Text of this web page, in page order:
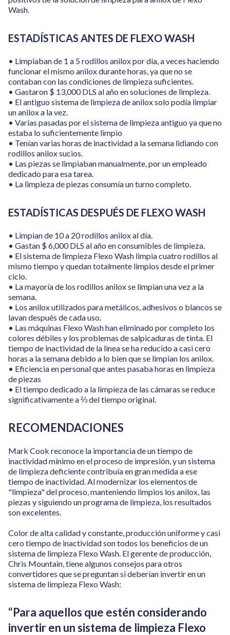
Wash.
ESTADÍSTICAS ANTES DE FLEXO WASH
• Limpiaban de 1 a 5 rodillos anilox por día, a veces haciendo
funcionar el mismo anilox durante horas, ya que no se
contaban con las condiciones de limpieza suficientes.
• Gastaron $ 13,000 DLS al año en soluciones de limpieza.
• El antiguo sistema de limpieza de anilox solo podía limpiar
un anilox a la vez.
• Varias pasadas por el sistema de limpieza antiguo ya que no
estaba lo suficientemente limpio
• Tenían varias horas de inactividad a la semana lidiando con
rodillos anilox sucios.
• Las piezas se limpiaban manualmente, por un empleado
dedicado para esa tarea.
• La limpieza de piezas consumía un turno completo.
ESTADÍSTICAS DESPUÉS DE FLEXO WASH
• Limpian de 10 a 20 rodillos anilox al día.
• Gastan $ 6,000 DLS al año en consumibles de limpieza.
• El sistema de limpieza Flexo Wash limpia cuatro rodillos al
mismo tiempo y quedan totalmente limpios desde el primer
ciclo.
• La mayoría de los rodillos anilox se limpian una vez a la
semana.
• Los anilox utilizados para metálicos, adhesivos o blancos se
lavan después de cada uso.
• Las máquinas Flexo Wash han eliminado por completo los
colores débiles y los problemas de salpicaduras de tinta. El
tiempo de inactividad de la linea se ha reducido a casi cero
horas a la semana debido a lo bien que se limpian los anilox.
• Eficiencia en personal que antes pasaba horas en limpieza
de piezas
• El tiempo dedicado a la limpieza de las cámaras se reduce
significativamente a ⅔ del tiempo original.
RECOMENDACIONES
Mark Cook reconoce la importancia de un tiempo de
inactividad mínimo en el proceso de impresión, y un sistema
de limpieza deficiente contribuía en gran medida a ese
tiempo de inactividad. Al modernizar los elementos de
"limpieza" del proceso, manteniendo limpios los anilox, las
piezas y siguiendo un programa de limpieza, los resultados
son excelentes.
Color de alta calidad y constante, producción uniforme y casi
cero tiempo de inactividad son todos los beneficios de un
sistema de limpieza Flexo Wash. El gerente de producción,
Chris Mountain, tiene algunos consejos para otros
convertidores que se preguntan si deberían invertir en un
sistema de limpieza Flexo Wash:
“Para aquellos que estén considerando
invertir en un sistema de limpieza Flexo